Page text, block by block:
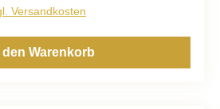
Versandkosten
den Warenkorb